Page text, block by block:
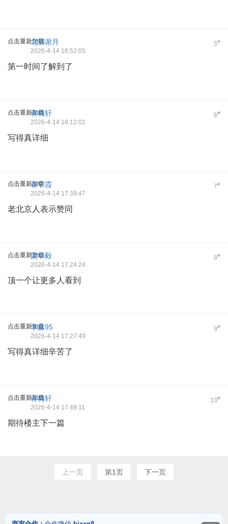
点击重新加载 5#
北漂谢月
2026-4-14 18:52:05
第一时间了解到了
点击重新加载 6#
蒋梅轩
2026-4-14 18:12:02
写得真详细
点击重新加载 7#
崔宁霞
2026-4-14 17:39:47
老北京人表示赞同
点击重新加载 8#
梁华毅
2026-4-14 17:24:24
顶一个让更多人看到
点击重新加载 9#
李鑫95
2026-4-14 17:27:49
写得真详细辛苦了
点击重新加载 10#
蒋梅轩
2026-4-14 17:49:11
期待楼主下一篇
上一页 第1页 下一页